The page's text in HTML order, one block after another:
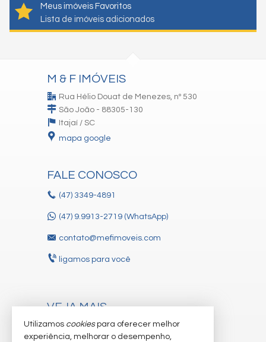
Meus imóveis Favoritos
Lista de imóveis adicionados
M & F IMÓVEIS
Rua Hélio Douat de Menezes, nº 530
São João - 88305-130
Itajaí / SC
mapa google
FALE CONOSCO
(47) 3349-4891
(47) 9.9913-2719 (WhatsApp)
contato@mefimoveis.com
ligamos para você
VEJA MAIS
receba nosso newsletter
Utilizamos cookiespara oferecer melhor
experiência, melhorar o desempenho,